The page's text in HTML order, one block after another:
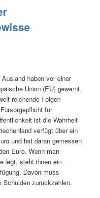
haben vor einer
Union (EU) gewarnt.
reichende Folgen
für
ist die Wahrheit
verfügt über ein
und hat daran gemessen
Euro. Wenn man
legt, steht ihnen ein
Davon muss
Schulden zurückzahlen.